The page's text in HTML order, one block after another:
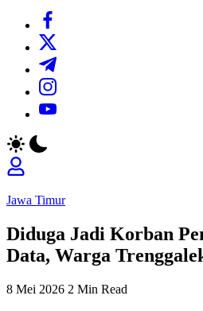
https://www.facebook.com/
https://twitter.com/
https://t.me/
https://www.instagram.com/
https://youtube.com/
Jawa Timur
Diduga Jadi Korban
Data, Warga
8 Mei 2026 2 Min Read